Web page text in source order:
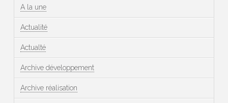
A la une
Actualité
Actualté
Archive développement
Archive réalisation